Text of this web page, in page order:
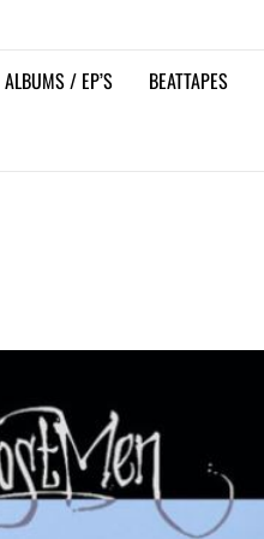
ALBUMS / EP’S BEATTAPES